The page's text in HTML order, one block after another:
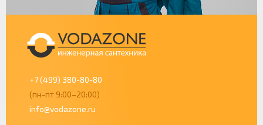
+7 (499) 380-80-80
(пн-пт 9:00–20:00)
info@vodazone.ru